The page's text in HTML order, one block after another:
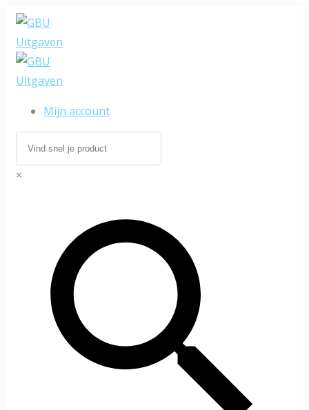
Mijn account
×